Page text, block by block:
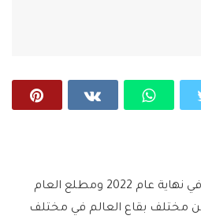
منذ ظهور "شات جي بي تي" في نهاية عام 2022 ومطلع العام
مختلف بقاع العالم في مختلف